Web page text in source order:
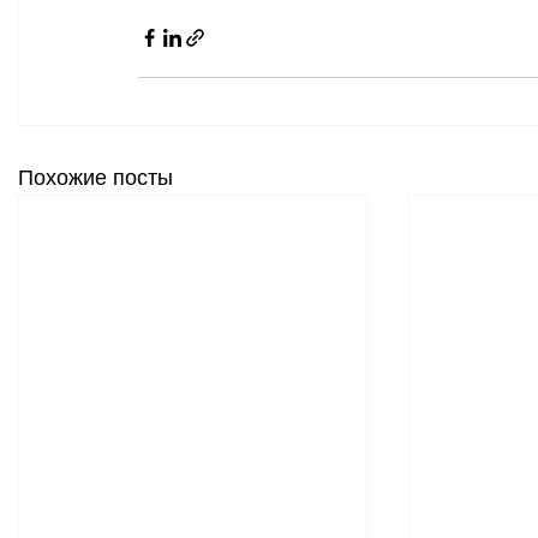
Похожие посты